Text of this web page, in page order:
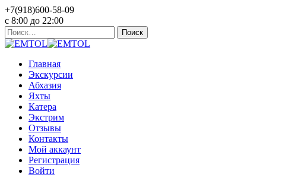
+7(918)600-58-09
c 8:00 до 22:00
Найти:
Главная
Экскурсии
Абхазия
Яхты
Катера
Экстрим
Отзывы
Контакты
Мой аккаунт
Регистрация
Войти